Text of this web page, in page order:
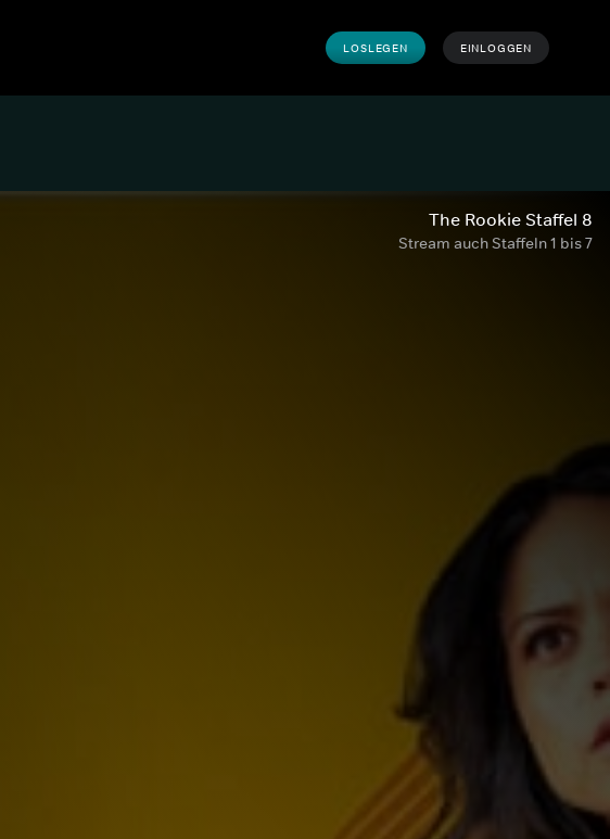
LOSLEGEN EINLOGGEN
The Rookie Staffel 8
Stream auch Staffeln 1 bis 7